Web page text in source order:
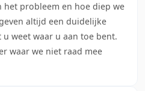
het probleem en hoe diep we
altijd een duidelijke
weet waar u aan toe bent.
waar we niet raad mee